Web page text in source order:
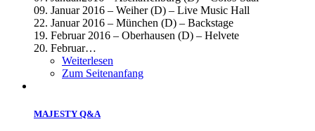
09. Januar 2016 – Weiher (D) – Live Music Hall
22. Januar 2016 – München (D) – Backstage
19. Februar 2016 – Oberhausen (D) – Helvete
20. Februar…
Weiterlesen
Zum Seitenanfang
MAJESTY Q&A